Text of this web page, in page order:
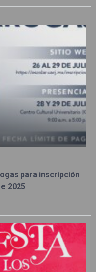
para inscripción
2025